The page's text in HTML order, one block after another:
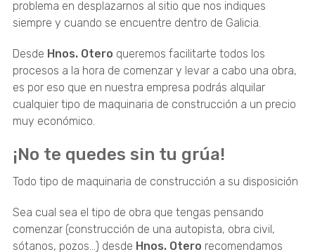
problema en desplazarnos al sitio que nos indiques
siempre y cuando se encuentre dentro de Galicia.
Desde Hnos. Otero queremos facilitarte todos los
procesos a la hora de comenzar y levar a cabo una obra,
es por eso que en nuestra empresa podrás alquilar
cualquier tipo de maquinaria de construcción a un precio
muy económico.
¡No te quedes sin tu grúa!
Todo tipo de maquinaria de construcción a su disposición
Sea cual sea el tipo de obra que tengas pensando
comenzar (construcción de una autopista, obra civil,
sótanos, pozos…) desde Hnos. Otero recomendamos